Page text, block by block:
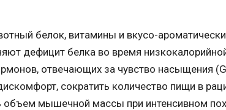
белок, витамины и вкусо-
дефицит белка во время
отвечающих за чувство насыщения
сократить количество пищи в
объем мышечной массы при интенсивном